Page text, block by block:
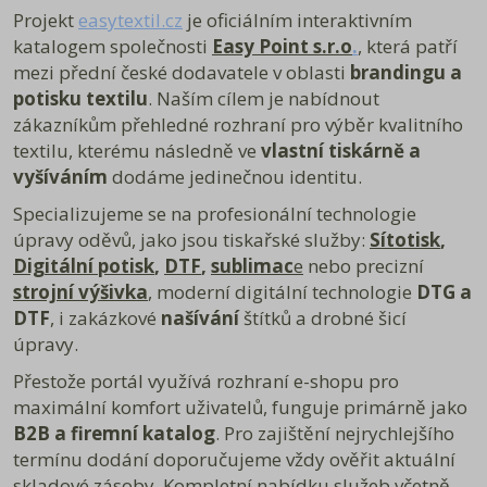
Napište nám na e-mail: info@easypoint.cz
Nebo nám můžete zavolat na tel. č. 724 738 198 v pracovní době 7:00 -
15:30.
Při kontaktu se domluvíme na následujícím postupu
ODEŠLETE PRODUKT ZPĚT NA DODACÍ ADRESU.
Do balíku vložte fakturu nebo její kopii a napište text, který se jasně týká
důvodu výměny, vrácení nebo reklamace (případně je také možné si
stáhnout níže
Formulář pro uplatnění reklamace nebo Formulář pro
odstoupení od smlouvy).
U vrácení nebo výměny zboží kupující zašle nebo předá prodávajícímu
odstoupení od smlouvy.
U reklamace je ze zákona lhůtu 30 dní ode dne vyzvednutí zásilky, ale
vše se snažíme vyřešit co nejrychleji.
Ke stažení:
Formulář pro odstoupení od smlouvy
Formulář pro uplatnění reklamace
Poučení o právu na odstoupení od smlouvy
Projekt easytextil.cz je oficiálním interaktivním
katalogem společnosti Easy Point s.r.o., která patří
mezi přední české dodavatele v oblasti brandingu a
potisku textilu. Naším cílem je nabídnout
zákazníkům přehledné rozhraní pro výběr kvalitního
textilu, kterému následně ve vlastní tiskárně a
vyšíváním dodáme jedinečnou identitu.
Specializujeme se na profesionální technologie
úpravy oděvů, jako jsou tiskařské služby: Sítotisk,
Digitální potisk, DTF, sublimace nebo precizní
strojní výšivka, moderní digitální technologie DTG a
DTF, i zakázkové našíváníštítků a drobné šicí
úpravy.
Přestože portál využívá rozhraní e-shopu pro
maximální komfort uživatelů, funguje primárně jako
B2B a firemní katalog. Pro zajištění nejrychlejšího
termínu dodání doporučujeme vždy ověřit aktuální